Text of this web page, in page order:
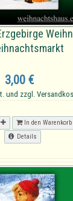
3,00 €
und zzgl.
In den Warenkorb
Details